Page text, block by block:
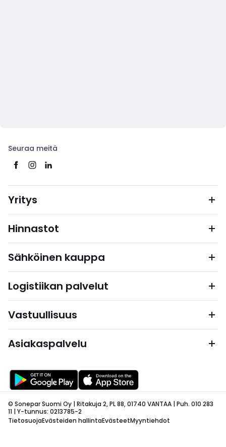
Seuraa meitä
Yritys
Hinnastot
Sähköinen kauppa
Logistiikan palvelut
Vastuullisuus
Asiakaspalvelu
© Sonepar Suomi Oy | Ritakuja 2, PL 88, 01740 VANTAA | Puh. 010 283
11 | Y-tunnus: 0213785-2
TietosuojaEvästeiden hallintaEvästeetMyyntiehdot